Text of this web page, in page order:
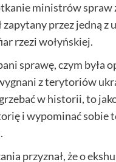
ministrów spraw
zapytany przez jedną z
rzezi wołyńskiej.
sprawę, czym była
z terytoriów
w historii, to
i wypominać sobie
przyznał, że o